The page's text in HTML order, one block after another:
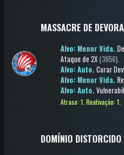
MASSACRE DE
Alvo: Menor Vida.
Ataque de 2X(3656).
Alvo: Auto. Curar
Alvo: Menor Vida.
Alvo: Auto.
Atraso: 1. Reativação: 1.
DOMÍNIO DISTORCIDO